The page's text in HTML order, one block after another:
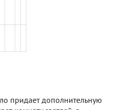
придает дополнительную